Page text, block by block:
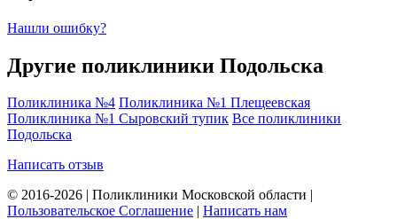
Нашли ошибку?
Другие поликлиники Подольска
Поликлиника №4 Поликлиника №1 Плещеевская
Поликлиника №1 Сыровский тупик Все поликлиники
Подольска
Написать отзыв
© 2016-2026 | Поликлиники Московской области |
Пользовательское Соглашение | Написать нам